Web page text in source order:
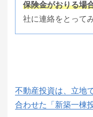
保険金がおりる場
社に連絡をとって
不動産投資は、立地
合わせた「新築一棟